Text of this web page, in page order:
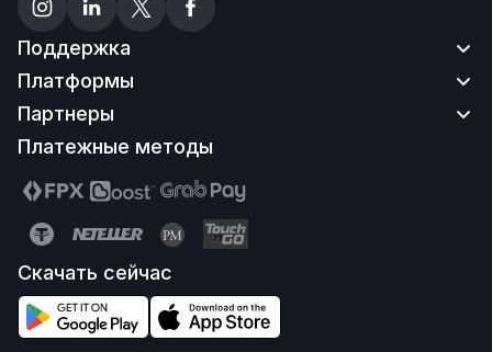
Платежные методы
Скачать сейчас
Поддержка
Свяжитесь с нами
Как пополнить счет
Как вывести средства
Как пройти верификацию
Платформы
MT4 | MT5
MT4 Web |MT5 Web
MT5 Mobile
Мобильное приложение
Партнеры
Сайт партнеров
Партнерская программа